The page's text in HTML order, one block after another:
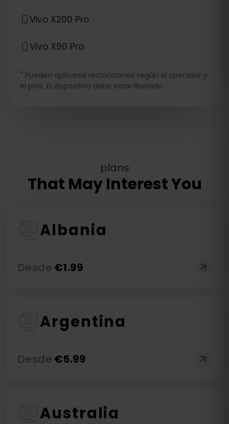
Vivo X200 Pro
Vivo X90 Pro
* Pueden aplicarse restricciones según el operador y
el país. El dispositivo debe estar liberado.
plans
That May Interest You
Albania
Desde €1.99
Argentina
Desde €5.99
Australia